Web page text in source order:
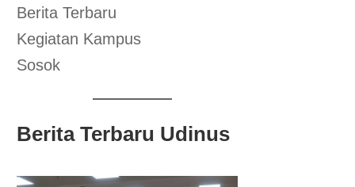
Berita Terbaru
Kegiatan Kampus
Sosok
Berita Terbaru Udinus